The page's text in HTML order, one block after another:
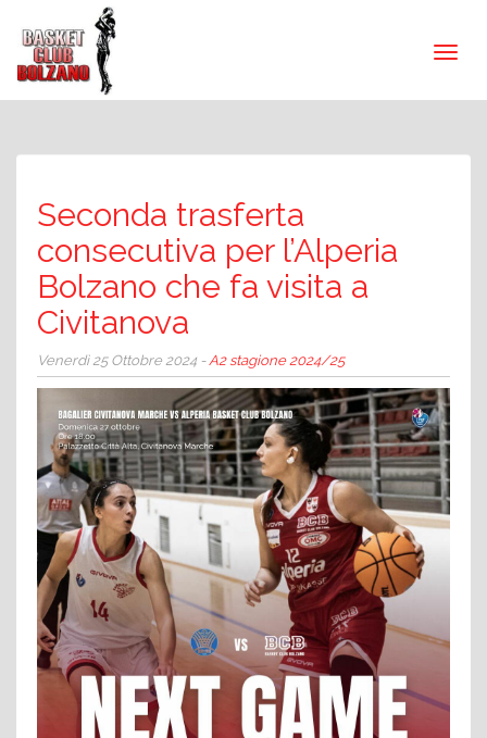
Seconda trasferta
consecutiva per l’Alperia
Bolzano che fa visita a
Civitanova
Venerdì 25 Ottobre 2024 -A2 stagione 2024/25